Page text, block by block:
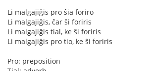
Li malgajiĝis pro ŝia foriro
Li malgajiĝis, ĉar ŝi foriris
Li malgajiĝis tial, ke ŝi foriris
Li malgajiĝis pro tio, ke ŝi foriris
Pro: preposition